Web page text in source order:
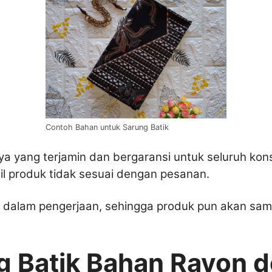
Contoh Bahan untuk Sarung Batik
yang terjamin dan bergaransi untuk seluruh
produk tidak sesuai dengan pesanan.
pengerjaan, sehingga produk pun akan
Batik Bahan Rayon